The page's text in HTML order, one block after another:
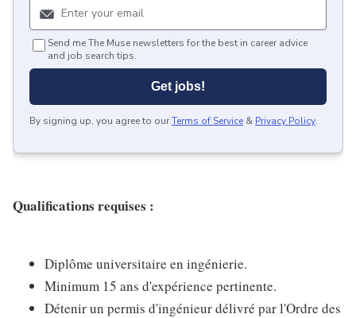
Send me The Muse newsletters for the best in career advice
and job search tips.
Get jobs!
By signing up, you agree to ourTerms of Service & Privacy Policy.
Qualifications requises :
Diplôme universitaire en ingénierie.
Minimum 15 ans d'expérience pertinente.
Détenir un permis d'ingénieur délivré par l'Ordre des